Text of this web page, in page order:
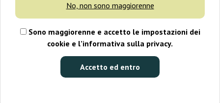
No, non sono maggiorenne
Sono maggiorenne e accetto le impostazioni dei
cookie e l’informativa sulla privacy.
Accetto ed entro